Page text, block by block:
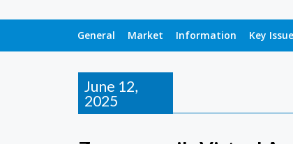
General Market Information Key
June 12,
2025